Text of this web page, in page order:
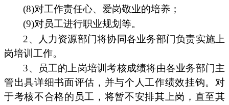
(8)对工作责任心、爱岗敬业的培养；
(9)对员工进行职业规划等。
2、人力资源部门将协同各业务部门负责实施上
岗培训工作。
3、员工的上岗培训考核成绩将由各业务部门主
管出具详细书面评估，并与个人工作绩效挂钩。对
于考核不合格的员工，将暂不安排其上岗，直至其